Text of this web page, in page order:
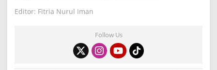
Editor: Fitria Nurul Iman
Follow Us